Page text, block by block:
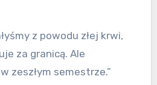
z powodu złej krwi,
za granicą. Ale
zeszłym semestrze.”